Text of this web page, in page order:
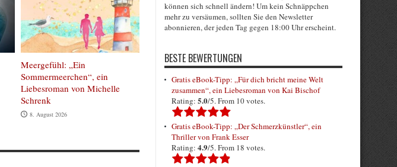
Meergefühl: „Ein
Sommermeerchen“, ein
Liebesroman von Michelle
Schrenk
8. August 2026
können sich schnell ändern! Um kein Schnäppchen
mehr zu versäumen, sollten Sie den Newsletter
abonnieren, der jeden Tag gegen 18:00 Uhr erscheint.
BESTE BEWERTUNGEN
Gratis eBook-Tipp: „Für dich bricht meine Welt
zusammen“, ein Liebesroman von Kai Bischof
Rating: 5.0/5. From 10 votes.
Gratis eBook-Tipp: „Der Schmerzkünstler“, ein
Thriller von Frank Esser
Rating: 4.9/5. From 18 votes.